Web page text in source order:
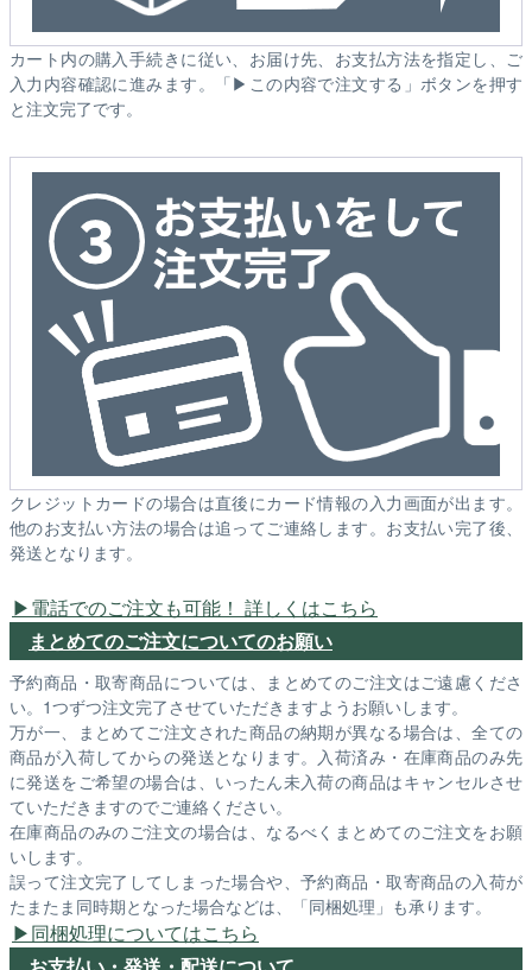
カート内の購入手続きに従い、お届け先、お支払方法を指定し、ご
入力内容確認に進みます。「▶この内容で注文する」ボタンを押す
と注文完了です。
クレジットカードの場合は直後にカード情報の入力画面が出ます。
他のお支払い方法の場合は追ってご連絡します。お支払い完了後、
発送となります。
電話でのご注文も可能！ 詳しくはこちら
まとめてのご注文についてのお願い
予約商品・取寄商品については、まとめてのご注文はご遠慮くださ
い。1つずつ注文完了させていただきますようお願いします。
万が一、まとめてご注文された商品の納期が異なる場合は、全ての
商品が入荷してからの発送となります。入荷済み・在庫商品のみ先
に発送をご希望の場合は、いったん未入荷の商品はキャンセルさせ
ていただきますのでご連絡ください。
在庫商品のみのご注文の場合は、なるべくまとめてのご注文をお願
いします。
誤って注文完了してしまった場合や、予約商品・取寄商品の入荷が
たまたま同時期となった場合などは、「同梱処理」も承ります。
同梱処理についてはこちら